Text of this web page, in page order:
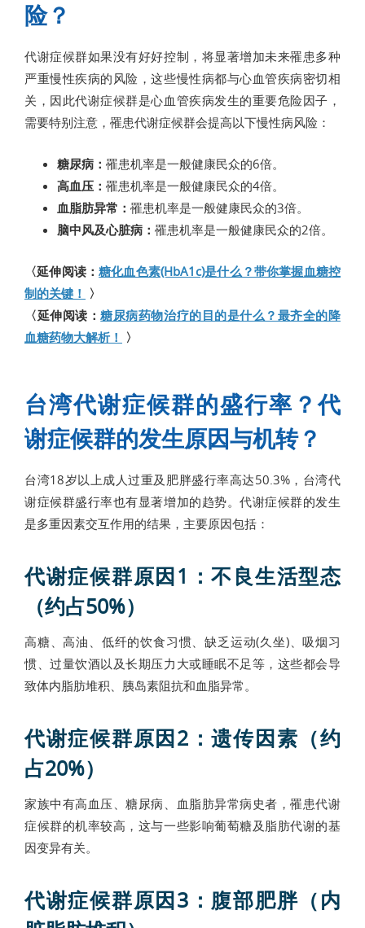
险？
代谢症候群如果没有好好控制，将显著增加未来罹患多种
严重慢性疾病的风险，这些慢性病都与心血管疾病密切相
关，因此代谢症候群是心血管疾病发生的重要危险因子，
需要特别注意，罹患代谢症候群会提高以下慢性病风险：
糖尿病： 罹患机率是一般健康民众的6倍。
高血压： 罹患机率是一般健康民众的4倍。
血脂肪异常： 罹患机率是一般健康民众的3倍。
脑中风及心脏病： 罹患机率是一般健康民众的2倍。
〈延伸阅读：糖化血色素(HbA1c)是什么？带你掌握血糖控
制的关键！ 〉
〈延伸阅读：糖尿病药物治疗的目的是什么？最齐全的降
血糖药物大解析！ 〉
台湾代谢症候群的盛行率？代
谢症候群的发生原因与机转？
台湾18岁以上成人过重及肥胖盛行率高达50.3%，台湾代
谢症候群盛行率也有显著增加的趋势。代谢症候群的发生
是多重因素交互作用的结果，主要原因包括：
代谢症候群原因1：不良生活型态
（约占50%）
高糖、高油、低纤的饮食习惯、缺乏运动(久坐)、吸烟习
惯、过量饮酒以及长期压力大或睡眠不足等，这些都会导
致体内脂肪堆积、胰岛素阻抗和血脂异常。
代谢症候群原因2：遗传因素（约
占20%）
家族中有高血压、糖尿病、血脂肪异常病史者，罹患代谢
症候群的机率较高，这与一些影响葡萄糖及脂肪代谢的基
因变异有关。
代谢症候群原因3：腹部肥胖（内